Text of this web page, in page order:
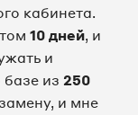
кабинета.
10 дней, и
и
из 250
и мне